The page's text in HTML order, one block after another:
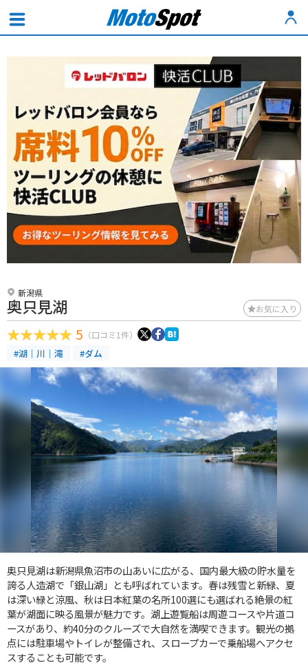
新潟県
奥只見湖 お気に入り
5 （口コミ1件）
#湖｜川｜滝 #ダム
奥只見湖は新潟県魚沼市の山あいに広がる、国内最大級の貯水量を
誇る人造湖で「銀山湖」とも呼ばれています。春は残雪と新緑、夏
は深い緑と涼風、秋は日本紅葉の名所100選にも選ばれる絶景の紅
葉が湖面に映る風景が魅力です。湖上遊覧船は周遊コースや片道コ
ースがあり、約40分のクルーズで大自然を満喫できます。観光の拠
点には駐車場やトイレが整備され、スロープカーで乗船場へアクセ
スすることも可能です。